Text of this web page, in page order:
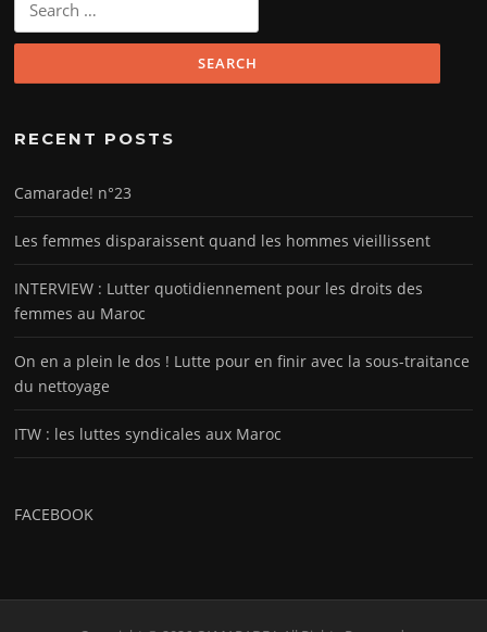
RECENT POSTS
Camarade! n°23
Les femmes disparaissent quand les hommes vieillissent
INTERVIEW : Lutter quotidiennement pour les droits des
femmes au Maroc
On en a plein le dos ! Lutte pour en finir avec la sous-traitance
du nettoyage
ITW : les luttes syndicales aux Maroc
FACEBOOK